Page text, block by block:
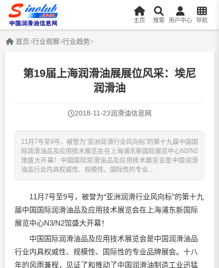
主页 搜索 用户中心 导航
首页 行业观察 行业趋势
第19届上海润滑油展展位风采：埃尼
润滑油
2018-11-23润滑油信息网
11月7号至9号，被誉为“亚洲润滑行业风向标”的第十九届中国国
际润滑油品及应用技术展览会在上海浦东新国际展览中心N3/N2
馆盛大开幕！中国国际润滑油品及应用技术展览会是中国润滑
油品行业内具权威性、规模性、国际性的专业...
11月7号至9号，被誉为“亚洲润滑行业风向标”的第十九
届中国国际润滑油品及应用技术展览会在上海浦东新国际
展览中心N3/N2馆盛大开幕！
中国国际润滑油品及应用技术展览会是中国润滑油品
行业内具权威性、规模性、国际性的专业品牌展会。十八
年的风雨兼程，见证了和推动了中国润滑油制造工业迅猛